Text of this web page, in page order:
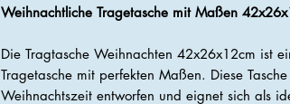
Weihnachtliche Tragetasche mit Maßen
Die Tragtasche Weihnachten 42x26x12cm ist
Tragetasche mit perfekten Maßen. Diese
Weihnachtszeit entworfen und eignet sich als